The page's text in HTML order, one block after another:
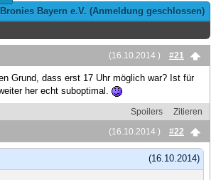
Bayern e.V. (Anmeldung geschlossen)
(16.10.2014 ) #21
Grund, dass erst 17 Uhr möglich war? Ist für
her echt suboptimal.
Spoilers
Zitieren
(16.10.2014 )
#22
(16.10.2014)